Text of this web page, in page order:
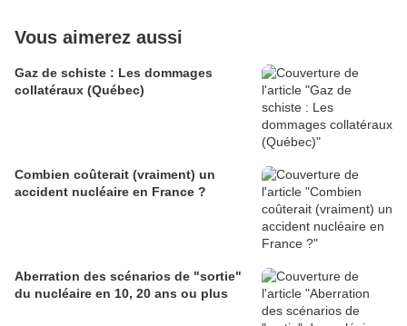
Vous aimerez aussi
Gaz de schiste : Les dommages
collatéraux (Québec)
Combien coûterait (vraiment) un
accident nucléaire en France ?
Aberration des scénarios de "sortie"
du nucléaire en 10, 20 ans ou plus